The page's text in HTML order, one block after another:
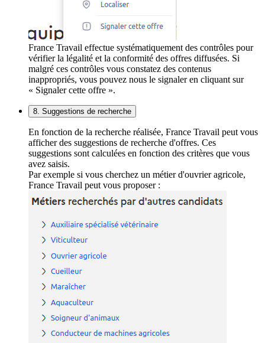
France Travail effectue systématiquement des contrôles pour
vérifier la légalité et la conformité des offres diffusées. Si
malgré ces contrôles vous constatez des contenus
inappropriés, vous pouvez nous le signaler en cliquant sur
« Signaler cette offre ».
8. Suggestions de recherche
En fonction de la recherche réalisée, France Travail peut vous
afficher des suggestions de recherche d'offres. Ces
suggestions sont calculées en fonction des critères que vous
avez saisis.
Par exemple si vous cherchez un métier d'ouvrier agricole,
France Travail peut vous proposer :